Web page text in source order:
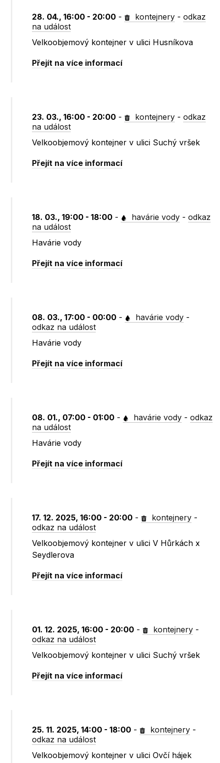
28. 04., 16:00 - 20:00 - kontejnery -odkaz
na událost
Velkoobjemový kontejner v ulici Husníkova
Přejít na více informací
23. 03., 16:00 - 20:00 - kontejnery -odkaz
na událost
Velkoobjemový kontejner v ulici Suchý vršek
Přejít na více informací
18. 03., 19:00 - 18:00 - havárie vody -odkaz
na událost
Havárie vody
Přejít na více informací
08. 03., 17:00 - 00:00 - havárie vody -
odkaz na událost
Havárie vody
Přejít na více informací
08. 01., 07:00 - 01:00 - havárie vody -odkaz
na událost
Havárie vody
Přejít na více informací
17. 12. 2025, 16:00 - 20:00 - kontejnery -
odkaz na událost
Velkoobjemový kontejner v ulici V Hůrkách x
Seydlerova
Přejít na více informací
01. 12. 2025, 16:00 - 20:00 - kontejnery -
odkaz na událost
Velkoobjemový kontejner v ulici Suchý vršek
Přejít na více informací
25. 11. 2025, 14:00 - 18:00 - kontejnery -
odkaz na událost
Velkoobjemový kontejner v ulici Ovčí hájek